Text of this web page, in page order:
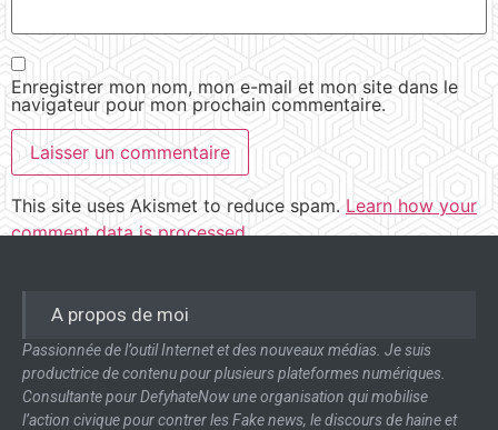
Enregistrer mon nom, mon e-mail et mon site dans le
navigateur pour mon prochain commentaire.
This site uses Akismet to reduce spam. Learn how your
comment data is processed.
A propos de moi
Passionnée de l’outil Internet et des nouveaux médias. Je suis
productrice de contenu pour plusieurs plateformes numériques.
Consultante pour DefyhateNow une organisation qui mobilise
l’action civique pour contrer les Fake news, le discours de haine et